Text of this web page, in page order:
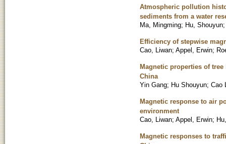
Atmospheric pollution
sediments from a water
Ma, Mingming; Hu, Shouyun
Efficiency of stepwise
Cao, Liwan; Appel, Erwin;
Magnetic properties of
China
Yin Gang; Hu Shouyun; Cao
Magnetic response to air
environment
Cao, Liwan; Appel, Erwin;
Magnetic responses to